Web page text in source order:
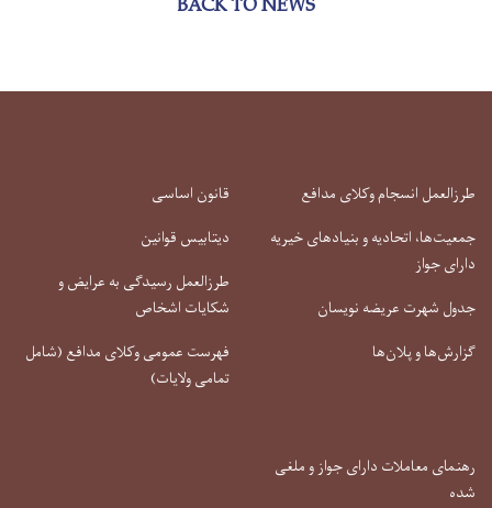
طرزالعمل انسجام وکلای مدافع
جمعیت‌ها، اتحادیه و بنیادهای خیریه
دارای جواز
جدول شهرت عریضه نویسان
گزارش‌ها و پلان‌ها
قانون اساسی
دیتابیس قوانین
طرزالعمل رسیدگی به عرایض و
شکایات اشخاص
فهرست عمومی وکلای مدافع (شامل
تمامی ولایات)
رهنمای معاملات دارای جواز و ملغی
شده